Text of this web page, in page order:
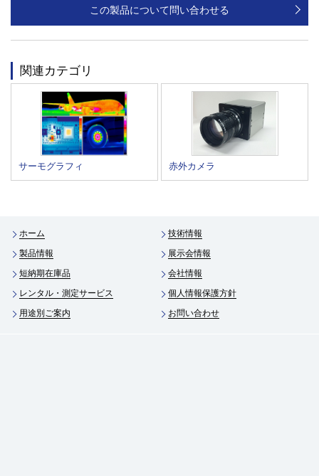
この製品について問い合わせる
関連カテゴリ
サーモグラフィ 赤外カメラ
ホーム
技術情報
製品情報
展示会情報
短納期在庫品
会社情報
レンタル・測定サービス
個人情報保護方針
用途別ご案内
お問い合わせ